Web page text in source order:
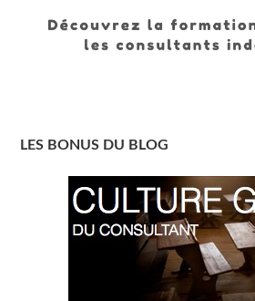
LES BONUS DU BLOG